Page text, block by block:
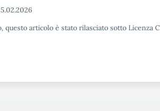
questo articolo è stato rilasciato sotto Licenza